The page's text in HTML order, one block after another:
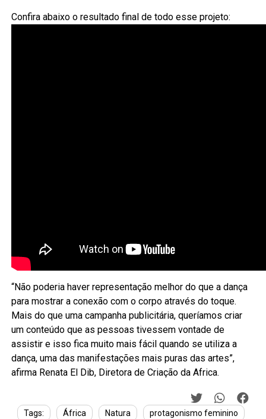
Confira abaixo o resultado final de todo esse projeto:
“Não poderia haver representação melhor do que a dança
para mostrar a conexão com o corpo através do toque.
Mais do que uma campanha publicitária, queríamos criar
um conteúdo que as pessoas tivessem vontade de
assistir e isso fica muito mais fácil quando se utiliza a
dança, uma das manifestações mais puras das artes”,
afirma Renata El Dib, Diretora de Criação da Africa.
Tags: África Natura protagonismo feminino